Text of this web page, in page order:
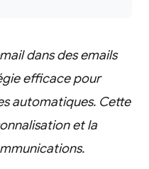
dans des emails
efficace pour
automatiques. Cette
et la